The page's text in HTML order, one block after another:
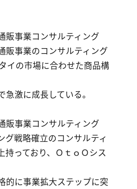
事業コンサルティング
販事業のコンサルティング
イの市場に合わせた商品構
激に成長している。
事業コンサルティング
グ戦略確立のコンサルティ
持っており、ＯｔｏＯシス
的に事業拡大ステップに突